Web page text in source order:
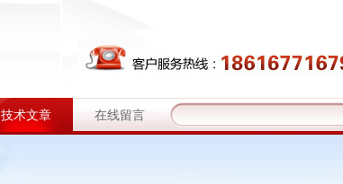
技术文章 在线留言